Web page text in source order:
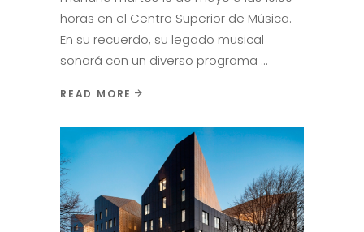
horas en el Centro Superior de Música.
En su recuerdo, su legado musical
sonará con un diverso programa
READ MORE